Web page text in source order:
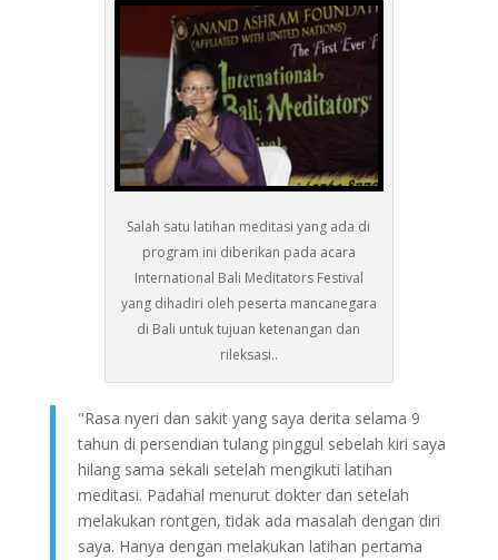
Salah satu latihan meditasi yang ada di
program ini diberikan pada acara
International Bali Meditators Festival
yang dihadiri oleh peserta mancanegara
di Bali untuk tujuan ketenangan dan
rileksasi..
"Rasa nyeri dan sakit yang saya derita selama 9
tahun di persendian tulang pinggul sebelah kiri saya
hilang sama sekali setelah mengikuti latihan
meditasi. Padahal menurut dokter dan setelah
melakukan rontgen, tidak ada masalah dengan diri
saya. Hanya dengan melakukan latihan pertama